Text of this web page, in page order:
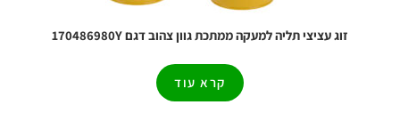
זוג עציצי תליה למעקה ממתכת גוון צהוב דגם 170486980Y
קרא עוד